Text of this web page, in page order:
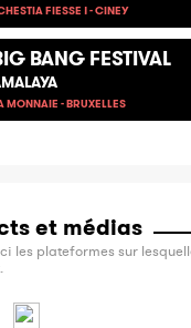
FIESSE ! - CINEY
BANG FESTIVAL
MONNAIE - BRUXELLES
et médias
les plateformes sur